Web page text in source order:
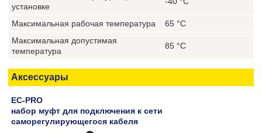
установке
Максимальная рабочая температура
65 °C
Максимальная допустимая
температура
85 °C
Аксессуары
EC-PRO
набор муфт для подключения к сети
саморегулирующегося кабеля